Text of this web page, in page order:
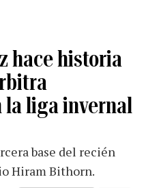
hace historia
liga invernal
base del recién
Hiram Bithorn.